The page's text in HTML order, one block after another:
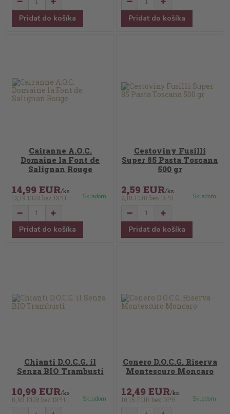
Pridať do košíka Pridať do košíka
Cairanne A.O.C.
Domaine la Font de
Salignan Rouge
14,99 EUR/ks
12,19 EUR bez DPH Skladom
Pridať do košíka
Cestoviny Fusilli
Super 85 Pasta Toscana
500 gr
2,59 EUR/ks
2,18 EURbez DPH Skladom
Pridať do košíka
Chianti D.O.C.G. il
Senza BIO Trambusti
10,99 EUR/ks
8,93 EUR bez DPH Skladom
Conero D.O.C.G. Riserva
Montescuro Moncaro
12,49 EUR/ks
10,15 EURbez DPH Skladom